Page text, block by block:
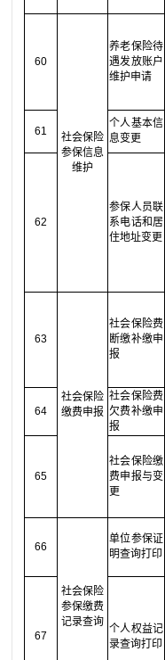
60
社会保险
参保信息
维护
养老保险待
遇发放账户
维护申请
61
个人基本信
息变更
62
参保人员联
系电话和居
住地址变更
63
社会保险
缴费申报
社会保险费
断缴补缴申
报
64
社会保险费
欠费补缴申
报
65
社会保险缴
费申报与变
更
66
社会保险
参保缴费
记录查询
单位参保证
明查询打印
67
个人权益记
录查询打印